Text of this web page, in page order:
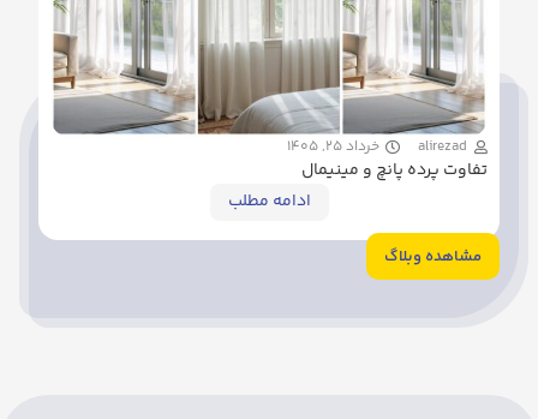
alirezad خرداد 25, 1405
تفاوت پرده پانچ و مینیمال
ادامه مطلب
مشاهده وبلاگ